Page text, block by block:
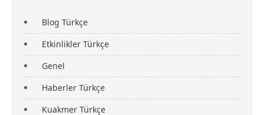
Blog Türkçe
Etkinlikler Türkçe
Genel
Haberler Türkçe
Kuakmer Türkçe